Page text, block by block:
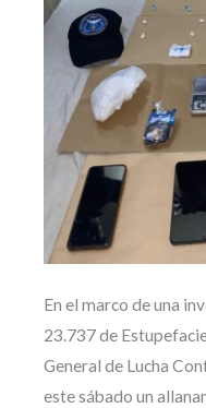
En el marco de una
23.737 de
General de Lucha
este sábado un